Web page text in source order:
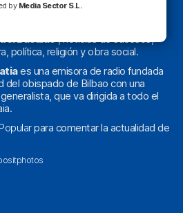
1960 haciendo radio en Bilbao.
política, religión y obra social.
es una emisora de radio fundada
del obispado de Bilbao con una
que va dirigida a todo el
para comentar la actualidad de
by Media Sector S.L.